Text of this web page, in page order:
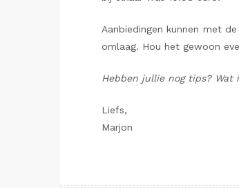
Aanbiedingen kunnen met
omlaag. Hou het gewoon
Hebben jullie nog tips?
Liefs,
Marjon